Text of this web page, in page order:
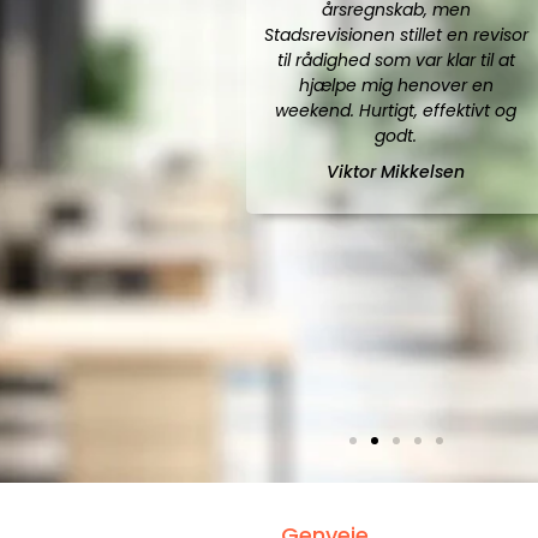
årsregnskab, men
Stadsrevisionen stillet en revisor
til rådighed som var klar til at
hjælpe mig henover en
weekend. Hurtigt, effektivt og
godt.
Viktor Mikkelsen